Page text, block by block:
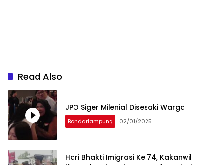
Read Also
JPO Siger Milenial Disesaki Warga
Bandarlampung 02/01/2025
Hari Bhakti Imigrasi Ke 74, Kakanwil